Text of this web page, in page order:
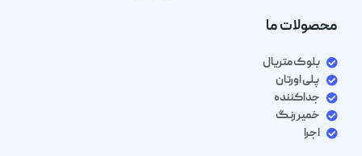
محصولات ما
بلوک متریال
پلی اورتان
جداکننده
خمیر رنگ
اجرا